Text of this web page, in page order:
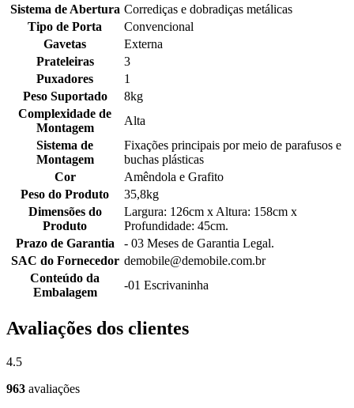
Sistema de Abertura Corrediças e dobradiças metálicas
Tipo de Porta
Convencional
Gavetas
Externa
Prateleiras
3
Puxadores
1
Peso Suportado
8kg
Complexidade de
Montagem
Alta
Sistema de
Montagem
Fixações principais por meio de parafusos e
buchas plásticas
Cor
Amêndola e Grafito
Peso do Produto
35,8kg
Dimensões do
Produto
Largura: 126cm x Altura: 158cm x
Profundidade: 45cm.
Prazo de Garantia
- 03 Meses de Garantia Legal.
SAC do Fornecedor demobile@demobile.com.br
Conteúdo da
Embalagem
-01 Escrivaninha
Avaliações dos clientes
4.5
963 avaliações